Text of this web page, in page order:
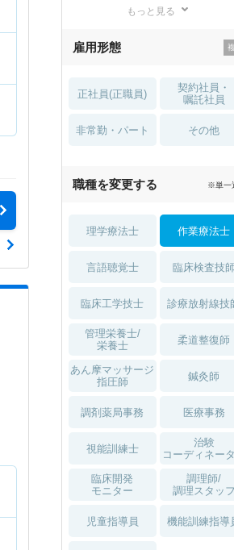
住宅手当・補助
土日祝休 無資格 OK
積極採用中 WEB面接OK
もっと見る
雇用形態
正社員(正職員)
契約社員・
嘱託社員
非常勤・パート その他
職種を変更する ※単一
理学療法士 作業療法士
言語聴覚士 臨床検査技師
臨床工学技士 診療放射線技
管理栄養士/
栄養士
柔道整復師
あん摩マッサージ
指圧師
鍼灸師
調剤薬局事務 医療事務
視能訓練士
治験
コーディネー
臨床開発
モニター
調理師/
調理スタッフ
児童指導員 機能訓練指導